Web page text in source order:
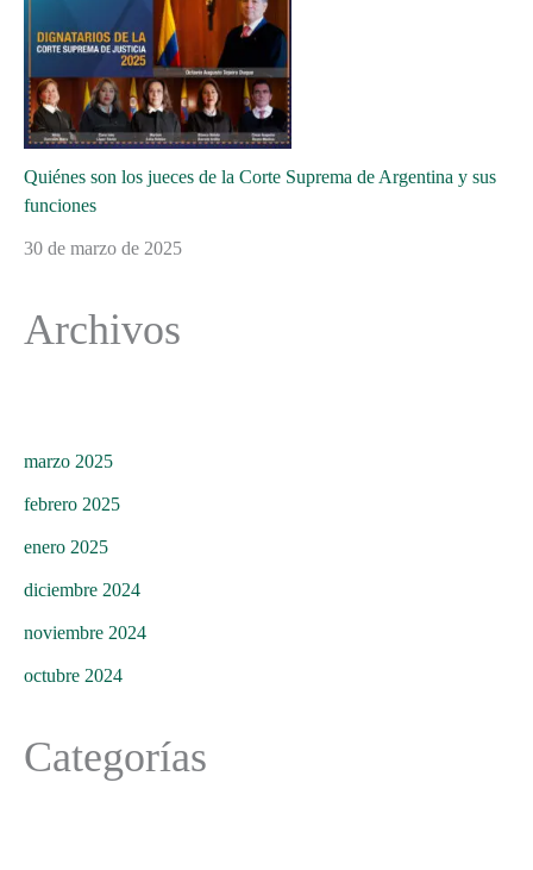
Quiénes son los jueces de la Corte Suprema de Argentina y sus
funciones
30 de marzo de 2025
Archivos
marzo 2025
febrero 2025
enero 2025
diciembre 2024
noviembre 2024
octubre 2024
Categorías